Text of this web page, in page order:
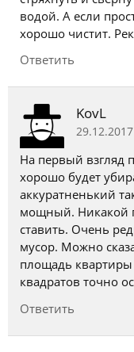
водой. А если
хорошо чистит.
Ответить
KovL
На первый взгляд
хорошо будет
аккуратненький
мощный. Никакой
ставить. Очень
мусор. Можно
площадь
квадратов точно
Ответить